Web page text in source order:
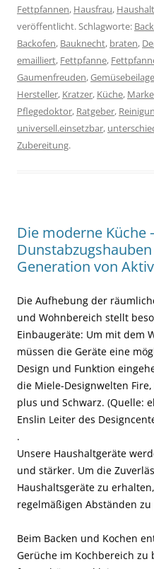
Fettpfannen, Hausfrau, Haushalt
veröffentlicht. Schlagworte:
Backofen, Bauknecht, braten,
emailliert, Fettpfanne,
Gaumenfreuden,
Hersteller, Kratzer, Küche,
Pflegedoktor, Ratgeber,
universell.einsetzbar,
Zubereitung.
Die moderne Küche
Generation von
Die Aufhebung der
und Wohnbereich stellt
Einbaugeräte: Um mit dem
müssen die Geräte eine
Design und Funktion
die Miele-Designwelten
plus und Schwarz. (Quelle:
Enslin Leiter des
.
Unsere Haushaltgeräte
und stärker. Um die
Haushaltsgeräte zu
regelmäßigen Abständen
Beim Backen und Kochen
Gerüche im Kochbereich